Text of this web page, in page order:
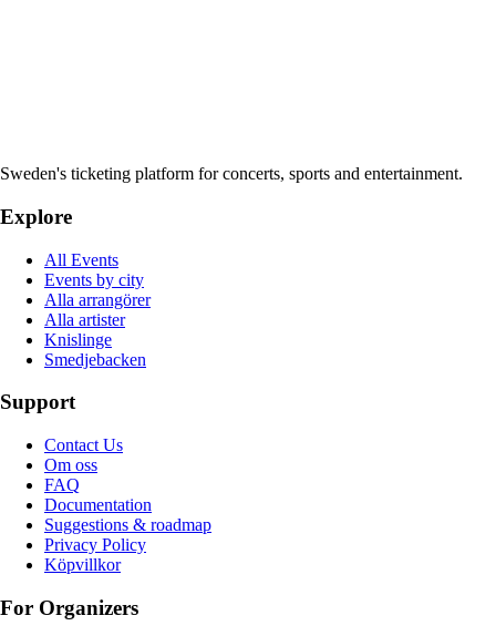
Sweden's ticketing platform for concerts, sports and entertainment.
Explore
All Events
Events by city
Alla arrangörer
Alla artister
Knislinge
Smedjebacken
Support
Contact Us
Om oss
FAQ
Documentation
Suggestions & roadmap
Privacy Policy
Köpvillkor
For Organizers